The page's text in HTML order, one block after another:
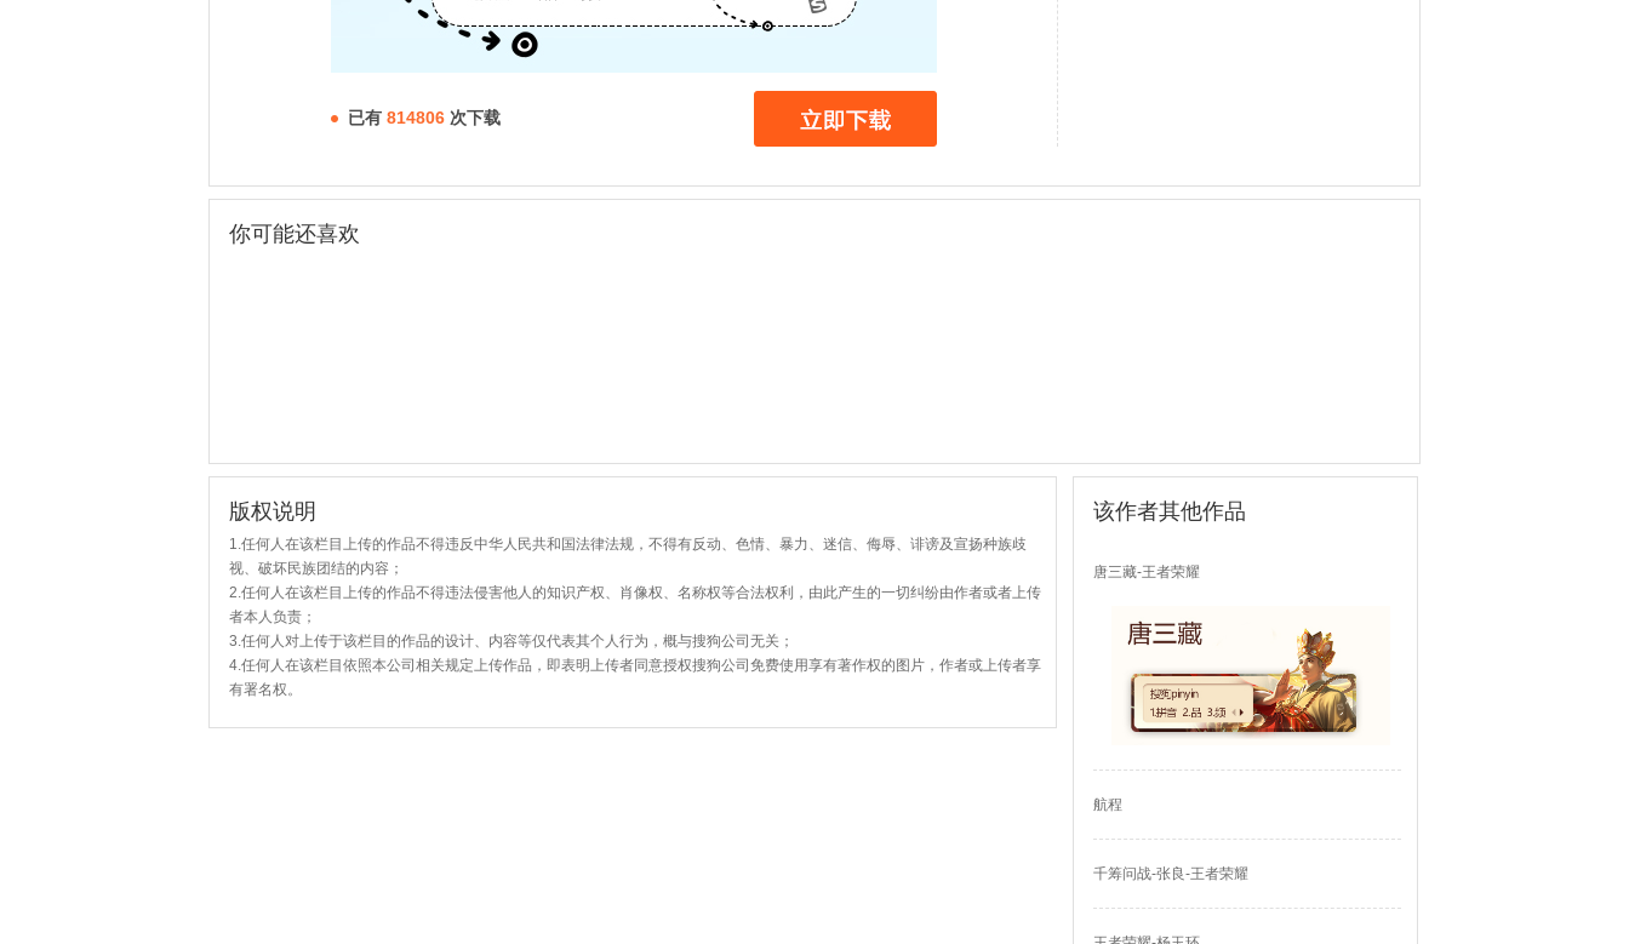
已有 814806 次下载
你可能还喜欢
版权说明
1.任何人在该栏目上传的作品不得违反中华人民共和国法律法规，不得有反动、色情、暴力、迷信、侮辱、诽谤及宣扬种族歧
视、破坏民族团结的内容；
2.任何人在该栏目上传的作品不得违法侵害他人的知识产权、肖像权、名称权等合法权利，由此产生的一切纠纷由作者或者上传
者本人负责；
3.任何人对上传于该栏目的作品的设计、内容等仅代表其个人行为，概与搜狗公司无关；
4.任何人在该栏目依照本公司相关规定上传作品，即表明上传者同意授权搜狗公司免费使用享有著作权的图片，作者或上传者享
有署名权。
该作者其他作品
唐三藏-王者荣耀
航程
千筹问战-张良-王者荣耀